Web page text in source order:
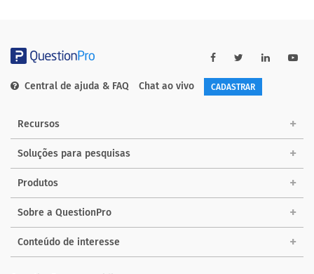
Central de ajuda & FAQ Chat ao vivo CADASTRAR
Recursos
Soluções para pesquisas
Produtos
Sobre a QuestionPro
Conteúdo de interesse